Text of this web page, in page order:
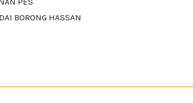
BORONG HASSAN